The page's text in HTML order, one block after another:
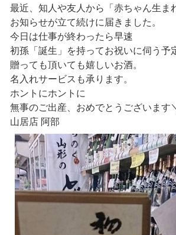
最近、知人や友人から「赤ちゃん生ま
お知らせが立て続けに届きました。
今日は仕事が終わったら早速
初孫「誕生」を持ってお祝いに伺う予
贈っても頂いても嬉しいお酒。
名入れサービスも承ります。
ホントにホントに
無事のご出産、おめでとうございます
山居店 阿部